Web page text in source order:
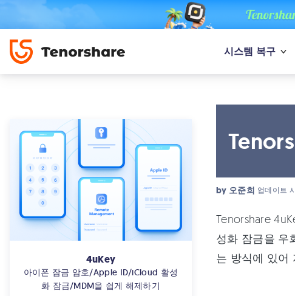
시스템 복구
4uKey
아이폰 잠금 암호/Apple ID/iCloud 활성
화 잠금/MDM을 쉽게 해제하기
by 오준희 업데이트
Tenorshare
성화 잠금을 우
는 방식에 있어